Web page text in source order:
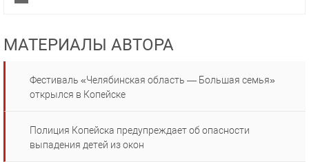
МАТЕРИАЛЫ АВТОРА
Фестиваль «Челябинская область — Большая семья»
открылся в Копейске
Полиция Копейска предупреждает об опасности
выпадения детей из окон